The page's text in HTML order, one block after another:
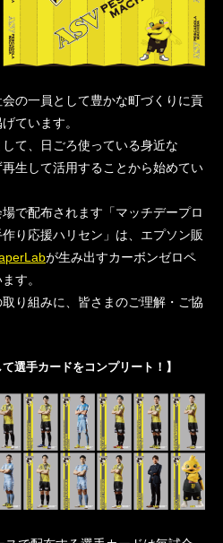
の一員として豊かな町づくりに貢
ています。
て、日ごろ使っている身近な
再生して活用することから始めてい
で配布されます「マッチデープロ
り応援ハリセン」は、エプソン販
が生み出すカーボンゼロペ
す。
り組みに、皆さまのご理解・ご協
選手カードをコンプリート！】